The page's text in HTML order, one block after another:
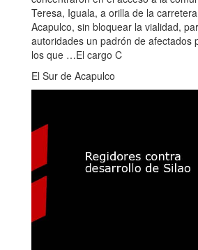
Teresa, Iguala, a orilla de la
Acapulco, sin bloquear la vialidad,
autoridades un padrón de afectados
los que …El cargo C
El Sur de Acapulco